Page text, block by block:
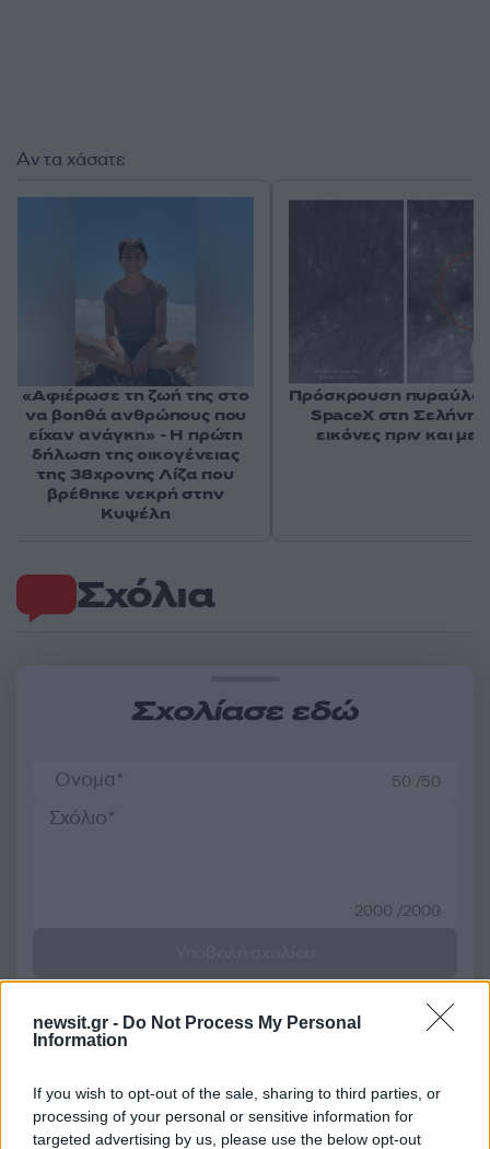
newsit.gr - Do Not Process My Personal
Information
If you wish to opt-out of the sale, sharing to third parties, or
processing of your personal or sensitive information for
targeted advertising by us, please use the below opt-out
Σχόλια
Σχολίασε εδώ
50 /50
2000 /2000
Πολιτική Απορρήτου&Όροι Χρήσηςτης Google.
ΕΛΣΤΑΤ
ΤΟΥΡΙΣΜΟΣ
Share:
Αν τα χάσατε
«Αφιέρωσε τη ζωή της στο
να βοηθά ανθρώπους που
είχαν ανάγκη» - Η πρώτη
δήλωση της οικογένειας
της 38χρονης Λίζα που
βρέθηκε νεκρή στην
Κυψέλη
Πρόσκρουση
SpaceX στη Σελήνη:
εικόνες πριν και